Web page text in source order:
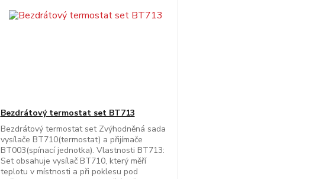
Bezdrátový termostat set BT713
Bezdrátový termostat set Zvýhodněná sada
vysílače BT710(termostat) a přijímače
BT003(spínací jednotka). Vlastnosti BT713:
Set obsahuje vysílač BT710, který měří
teplotu v místnosti a při poklesu pod